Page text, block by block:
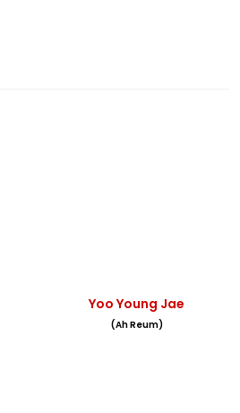
Yoo Young Jae
(Ah Reum)